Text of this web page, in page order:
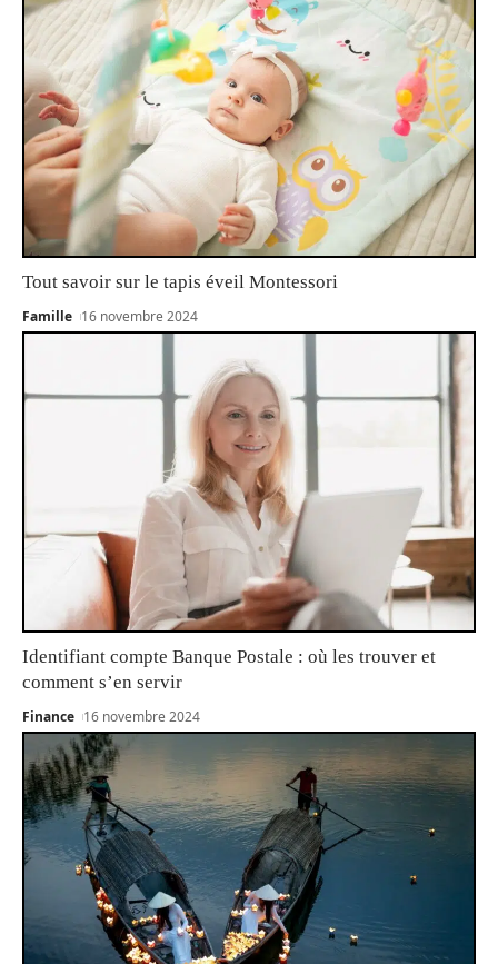
Tout savoir sur le tapis éveil Montessori
Famille 16 novembre 2024
Identifiant compte Banque Postale : où les trouver et
comment s’en servir
Finance 16 novembre 2024